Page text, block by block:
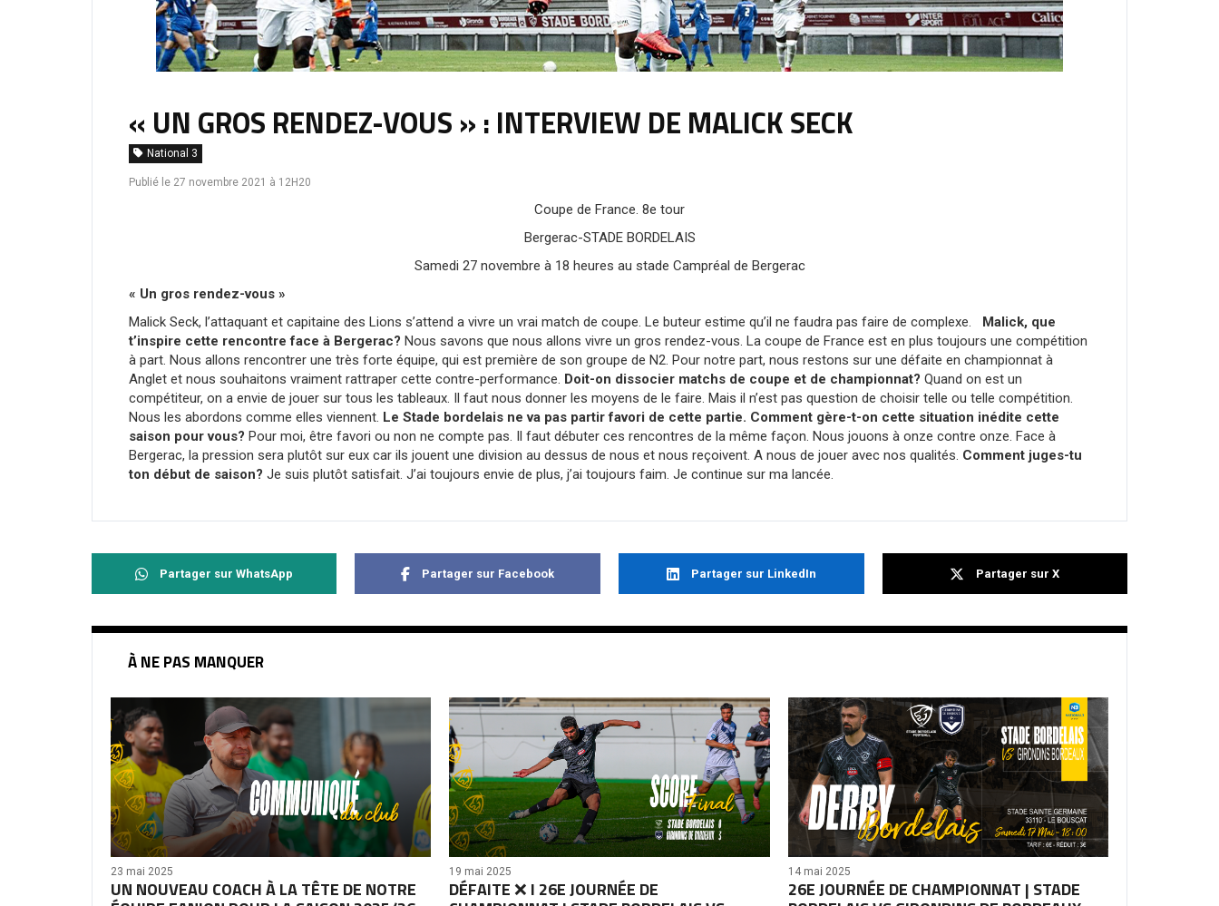
« UN GROS RENDEZ-VOUS » : INTERVIEW DE MALICK SECK
National 3
Publié le 27 novembre 2021 à 12H20
Coupe de France. 8e tour
Bergerac-STADE BORDELAIS
Samedi 27 novembre à 18 heures au stade Campréal de Bergerac
« Un gros rendez-vous »
Malick Seck, l’attaquant et capitaine des Lions s’attend a vivre un vrai match de coupe. Le buteur estime qu’il ne faudra pas faire de complexe. Malick, que
t’inspire cette rencontre face à Bergerac? Nous savons que nous allons vivre un gros rendez-vous. La coupe de France est en plus toujours une compétition
à part. Nous allons rencontrer une très forte équipe, qui est première de son groupe de N2. Pour notre part, nous restons sur une défaite en championnat à
Anglet et nous souhaitons vraiment rattraper cette contre-performance. Doit-on dissocier matchs de coupe et de championnat? Quand on est un
compétiteur, on a envie de jouer sur tous les tableaux. Il faut nous donner les moyens de le faire. Mais il n’est pas question de choisir telle ou telle compétition.
Nous les abordons comme elles viennent. Le Stade bordelais ne va pas partir favori de cette partie. Comment gère-t-on cette situation inédite cette
saison pour vous? Pour moi, être favori ou non ne compte pas. Il faut débuter ces rencontres de la même façon. Nous jouons à onze contre onze. Face à
Bergerac, la pression sera plutôt sur eux car ils jouent une division au dessus de nous et nous reçoivent. A nous de jouer avec nos qualités. Comment juges-tu
ton début de saison? Je suis plutôt satisfait. J’ai toujours envie de plus, j’ai toujours faim. Je continue sur ma lancée.
Partager sur WhatsApp Partager sur Facebook Partager sur LinkedIn Partager sur X
À NE PAS MANQUER
23 mai 2025
UN NOUVEAU COACH À LA TÊTE DE NOTRE
19 mai 2025
DÉFAITE ❌ I 26E JOURNÉE DE
14 mai 2025
26E JOURNÉE DE CHAMPIONNAT | STADE